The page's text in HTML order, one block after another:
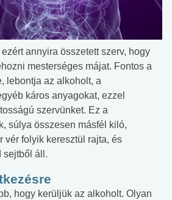
annyira összetett szerv, hogy
mesterséges májat. Fontos a
lebontja az alkoholt, a
káros anyagokat, ezzel
szervünket. Ez a
súlya összesen másfél kiló,
vér folyik keresztül rajta, és
sejtből áll.
hogy kerüljük az alkoholt. Olyan